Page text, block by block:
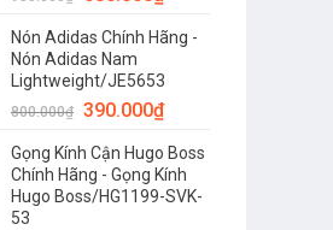
Nón Adidas Chính Hãng -
Nón Adidas Nam
Lightweight/JE5653
800.000₫ 390.000₫
Gọng Kính Cận Hugo Boss
Chính Hãng - Gọng Kính
Hugo Boss/HG1199-SVK-
53